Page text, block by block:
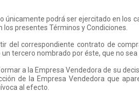
podrá ser ejercitado en los
presentes Términos y Condiciones.
del correspondiente contrato de
tercero nombrado por éste, que no
a la Empresa Vendedora de su
de la Empresa Vendedora que
al efecto.